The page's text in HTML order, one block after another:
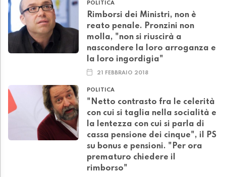
POLITICA
Rimborsi dei Ministri, non è
reato penale. Pronzini non
molla, "non si riuscirà a
nascondere la loro arroganza e
la loro ingordigia"
21 FEBBRAIO 2018
POLITICA
"Netto contrasto fra le celerità
con cui si taglia nella socialità e
la lentezza con cui si parla di
cassa pensione dei cinque", il PS
su bonus e pensioni. "Per ora
prematuro chiedere il
rimborso"